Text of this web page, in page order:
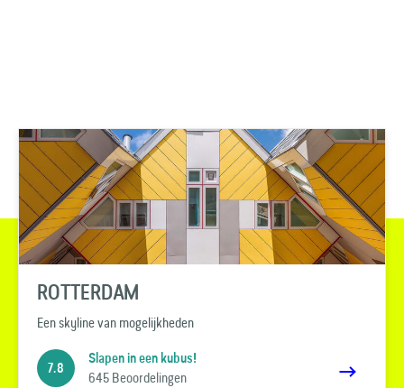
ROTTERDAM
Een skyline van mogelijkheden
7.8
Slapen in een kubus!
645 Beoordelingen